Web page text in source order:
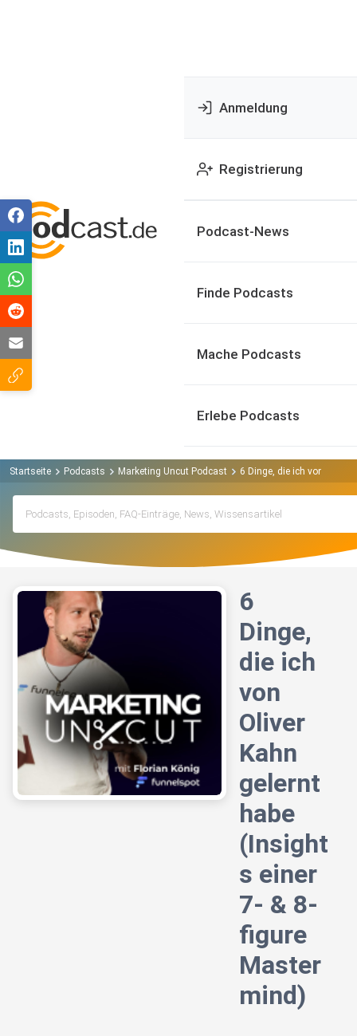
Anmeldung
Registrierung
Podcast-News
Finde Podcasts
Mache Podcasts
Erlebe Podcasts
Startseite Podcasts Marketing Uncut Podcast 6 Dinge, die ich von Oliver
6
Dinge,
die ich
von
Oliver
Kahn
gelernt
habe
(Insight
s einer
7- & 8-
figure
Master
mind)